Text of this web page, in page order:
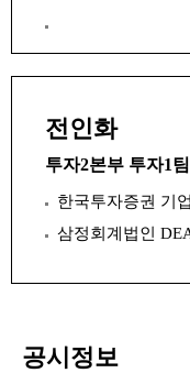
전인화
투자2본부 투자1
한국투자증권 기
삼정회계법인
공시정보